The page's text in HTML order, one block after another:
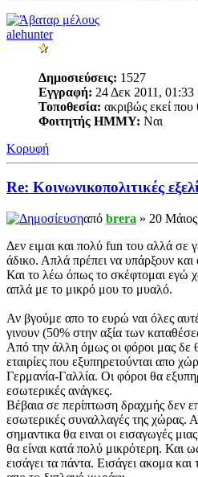
alehunter
Δημοσιεύσεις: 1527
Εγγραφή: 24 Δεκ 2011, 01:33
Τοποθεσία: ακριβώς εκεί που
Φοιτητής ΗΜΜΥ: Ναι
Κορυφή
Re: Κοινωνικοπολιτικές
από brera » 20
Δεν ειμαι και πολύ fun του αλλά σε
άδικο. Απλά πρέπει να υπάρξουν και
Και το λέω όπως το σκέφτομαι εγώ
απλά με το μικρό μου το μυαλό.
Αν βγούμε απο το ευρώ ναι όλες
γινουν (50% στην αξία των
Από την άλλη όμως οι φόροι μας δε
εταιρίες που εξυπηρετούνται απο
Γερμανία-Γαλλία. Οι φόροι θα
εσωτερικές ανάγκες.
Βέβαια σε περίπτωση δραχμής δεν
εσωτερικές συναλλαγές της χώρας.
σημαντικα θα ειναι οι εισαγωγές
θα είναι κατά πολύ μικρότερη. Και
εισάγει τα πάντα. Εισάγει ακομα και